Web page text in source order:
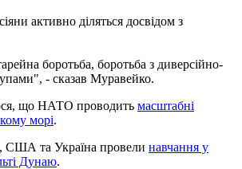
активно діляться досвідом з
боротьба, боротьба з диверсійно-
- сказав Муравейко.
що НАТО проводить масштабні
морі.
США та Україна провели навчання у
Дунаю.